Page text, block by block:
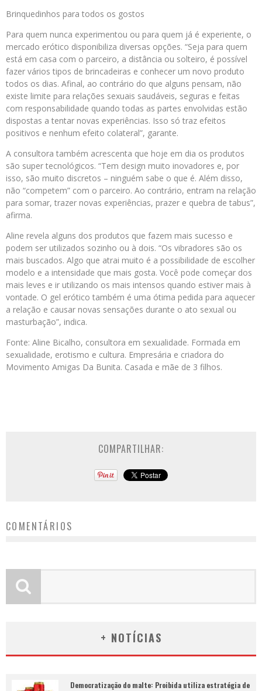
Brinquedinhos para todos os gostos
Para quem nunca experimentou ou para quem já é experiente, o
mercado erótico disponibiliza diversas opções. “Seja para quem
está em casa com o parceiro, a distância ou solteiro, é possível
fazer vários tipos de brincadeiras e conhecer um novo produto
todos os dias. Afinal, ao contrário do que alguns pensam, não
existe limite para relações sexuais saudáveis, seguras e feitas
com responsabilidade quando todas as partes envolvidas estão
dispostas a tentar novas experiências. Isso só traz efeitos
positivos e nenhum efeito colateral”, garante.
A consultora também acrescenta que hoje em dia os produtos
são super tecnológicos. “Tem design muito inovadores e, por
isso, são muito discretos – ninguém sabe o que é. Além disso,
não “competem” com o parceiro. Ao contrário, entram na relação
para somar, trazer novas experiências, prazer e quebra de tabus”,
afirma.
Aline revela alguns dos produtos que fazem mais sucesso e
podem ser utilizados sozinho ou à dois. “Os vibradores são os
mais buscados. Algo que atrai muito é a possibilidade de escolher
modelo e a intensidade que mais gosta. Você pode começar dos
mais leves e ir utilizando os mais intensos quando estiver mais à
vontade. O gel erótico também é uma ótima pedida para aquecer
a relação e causar novas sensações durante o ato sexual ou
masturbação”, indica.
Fonte: Aline Bicalho, consultora em sexualidade. Formada em
sexualidade, erotismo e cultura. Empresária e criadora do
Movimento Amigas Da Bunita. Casada e mãe de 3 filhos.
COMPARTILHAR:
COMENTÁRIOS
+ NOTÍCIAS
Democratização do malte: Proibida utiliza estratégia de